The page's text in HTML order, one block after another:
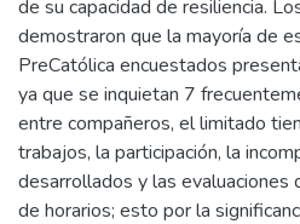
de su capacidad de resiliencia.
demostraron que la mayoría de
PreCatólica encuestados
ya que se inquietan 7
entre compañeros, el limitado
trabajos, la participación, la
desarrollados y las evaluaciones
de horarios; esto por la